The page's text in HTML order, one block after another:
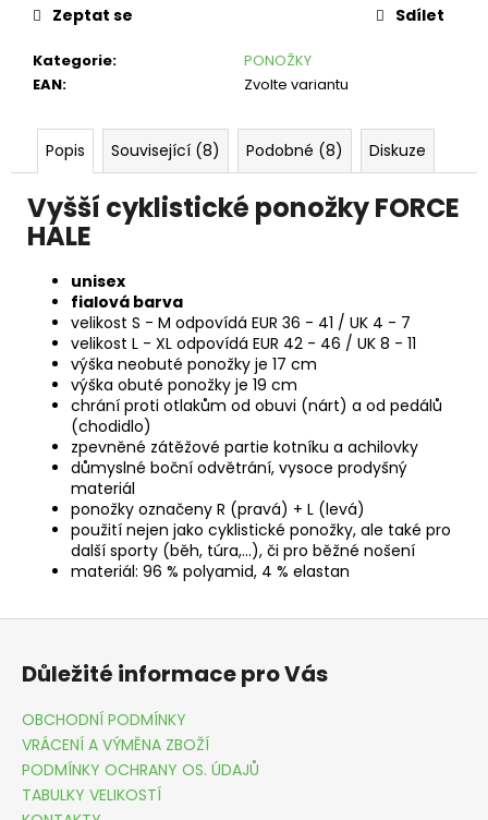
cena:
Kategorie:
PONOŽKY
EAN: Zvolte variantu
Zeptat se Sdílet
Popis Související (8) Podobné (8) Diskuze
Vyšší cyklistické ponožky FORCE
HALE
unisex
fialová barva
velikost S - M odpovídá EUR 36 - 41 / UK 4 - 7
velikost L - XL odpovídá EUR 42 - 46 / UK 8 - 11
výška neobuté ponožky je 17 cm
výška obuté ponožky je 19 cm
chrání proti otlakům od obuvi (nárt) a od pedálů
(chodidlo)
zpevněné zátěžové partie kotníku a achilovky
důmyslné boční odvětrání, vysoce prodyšný
materiál
ponožky označeny R (pravá) + L (levá)
použití nejen jako cyklistické ponožky, ale také pro
další sporty (běh, túra,...), či pro běžné nošení
materiál: 96 % polyamid, 4 % elastan
FORCE
LOOK
99
Kč
179
Důležité informace pro Vás
OBCHODNÍ PODMÍNKY
VRÁCENÍ A VÝMĚNA ZBOŽÍ
PODMÍNKY OCHRANY OS. ÚDAJŮ
TABULKY VELIKOSTÍ